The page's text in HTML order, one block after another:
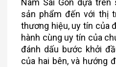
Nam Sài Gòn dựa
sản phẩm đến với thị
thương hiệu, uy tín của
hành cùng uy tín của
đánh dấu bước khởi
của hai bên, và hướng